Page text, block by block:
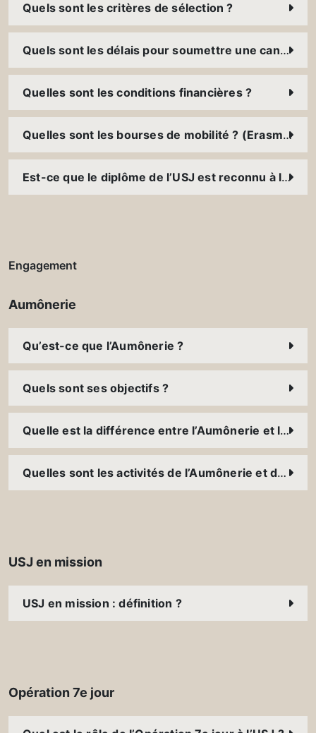
Quels sont les critères de sélection ?
Quels sont les délais pour soumettre une candidature ?
Quelles sont les conditions financières ?
Quelles sont les bourses de mobilité ? (Erasmus+, FUCE, bourses des ambassades, etc.)
Est-ce que le diplôme de l’USJ est reconnu à l’international ?
Engagement
Aumônerie
Qu’est-ce que l’Aumônerie ?
Quels sont ses objectifs ?
Quelle est la différence entre l’Aumônerie et la Pastorale ?
Quelles sont les activités de l’Aumônerie et de la Pastorale USJ ?
USJ en mission
USJ en mission : définition ?
Opération 7e jour